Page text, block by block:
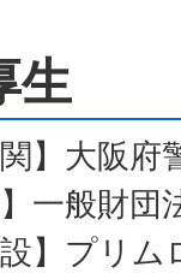
生
関】大阪府
】一般財
設】プリ